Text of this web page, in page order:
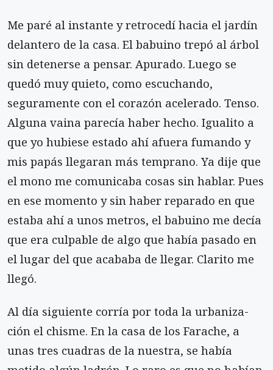
Me paré al instante y retrocedí hacia el jardín
delantero de la casa. El babuino trepó al árbol
sin detenerse a pensar. Apurado. Luego se
quedó muy quieto, como escuchando,
seguramente con el co­razón acelerado. Tenso.
Alguna vaina parecía haber hecho. Igualito a
que yo hubiese estado ahí afuera fumando y
mis papás llegaran más temprano. Ya dije que
el mono me comunicaba cosas sin hablar. Pues
en ese momento y sin haber reparado en que
estaba ahí a unos metros, el babuino me decía
que era cul­pable de algo que había pasado en
el lugar del que acababa de llegar. Clarito me
llegó.
Al día siguiente corría por toda la urbaniza­
ción el chisme. En la casa de los Farache, a
unas tres cuadras de la nuestra, se había